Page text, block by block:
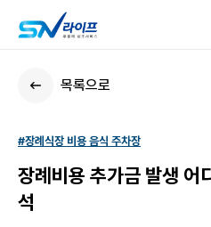
목록으로
#장례식장 비용 음식 주차장
장례비용 추가금 발생 어
석